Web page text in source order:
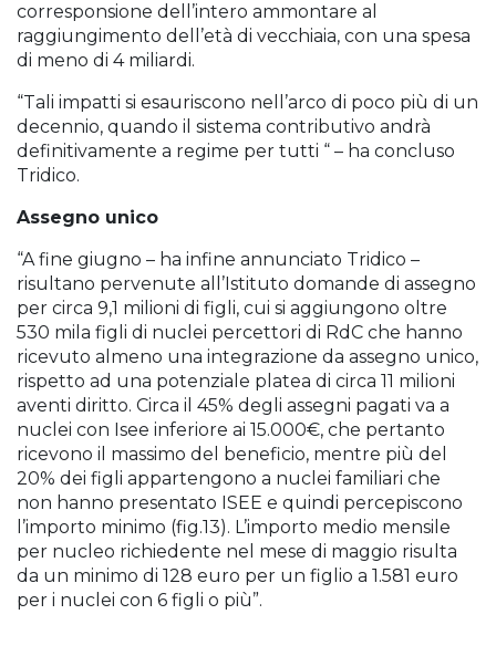
corresponsione dell’intero ammontare al
raggiungimento dell’età di vecchiaia, con una spesa
di meno di 4 miliardi.
“Tali impatti si esauriscono nell’arco di poco più di un
decennio, quando il sistema contributivo andrà
definitivamente a regime per tutti “ – ha concluso
Tridico.
Assegno unico
“A fine giugno – ha infine annunciato Tridico –
risultano pervenute all’Istituto domande di assegno
per circa 9,1 milioni di figli, cui si aggiungono oltre
530 mila figli di nuclei percettori di RdC che hanno
ricevuto almeno una integrazione da assegno unico,
rispetto ad una potenziale platea di circa 11 milioni
aventi diritto. Circa il 45% degli assegni pagati va a
nuclei con Isee inferiore ai 15.000€, che pertanto
ricevono il massimo del beneficio, mentre più del
20% dei figli appartengono a nuclei familiari che
non hanno presentato ISEE e quindi percepiscono
l’importo minimo (fig.13). L’importo medio mensile
per nucleo richiedente nel mese di maggio risulta
da un minimo di 128 euro per un figlio a 1.581 euro
per i nuclei con 6 figli o più”.